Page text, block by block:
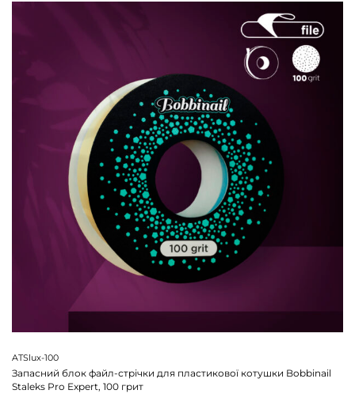
ATSlux-100
Запасний блок файл-стрічки для пластикової котушки Bobbinail
Staleks Pro Expert, 100 грит